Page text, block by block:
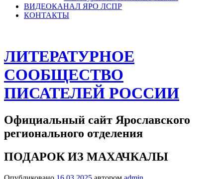
ВИДЕОКАНАЛ ЯРО ЛСПР
КОНТАКТЫ
ЛИТЕРАТУРНОЕ
СООБЩЕСТВО
ПИСАТЕЛЕЙ РОССИИ
Официальный сайт Ярославского
регионального отделения
ПОДАРОК ИЗ МАХАЧКАЛЫ